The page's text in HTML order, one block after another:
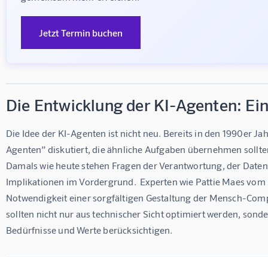
Jetzt Termin buchen
Die Entwicklung der KI-Agenten:
Die Idee der KI-Agenten ist nicht neu. Bereits in den 1990er
Agenten” diskutiert, die ähnliche Aufgaben übernehmen
Damals wie heute stehen Fragen der Verantwortung, der
Implikationen im Vordergrund.  Experten wie Pattie Maes
Notwendigkeit einer sorgfältigen Gestaltung der Mensch-
sollten nicht nur aus technischer Sicht optimiert werden,
Bedürfnisse und Werte berücksichtigen.